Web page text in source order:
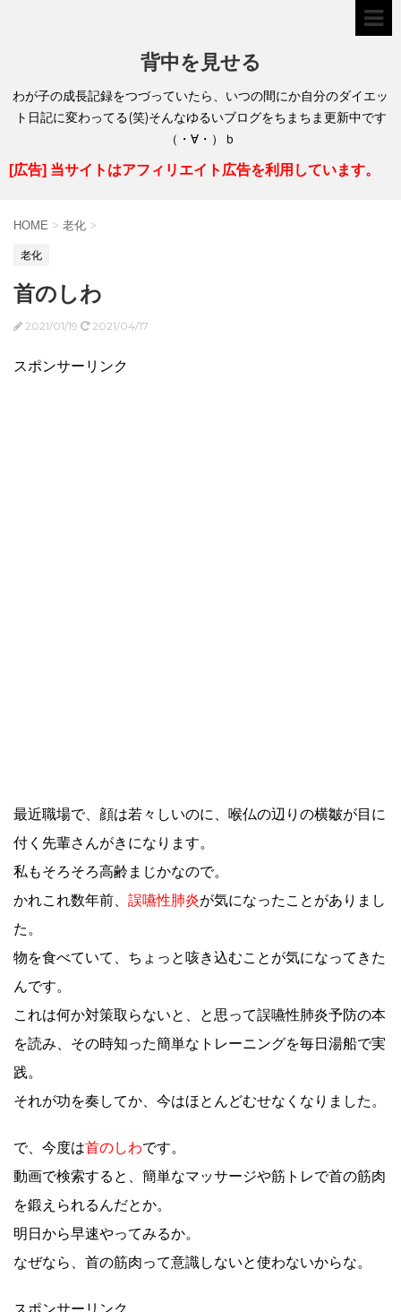
背中を見せる
わが子の成長記録をつづっていたら、いつの間にか自分のダイエッ
ト日記に変わってる(笑)そんなゆるいブログをちまちま更新中です
（・∀・）ｂ
[広告] 当サイトはアフィリエイト広告を利用しています。
HOME > 老化 >
老化
首のしわ
2021/01/19 2021/04/17
スポンサーリンク
最近職場で、顔は若々しいのに、喉仏の辺りの横皺が目に
付く先輩さんがきになります。
私もそろそろ高齢まじかなので。
かれこれ数年前、 誤嚥性肺炎が気になったことがありまし
た。
物を食べていて、ちょっと咳き込むことが気になってきた
んです。
これは何か対策取らないと、と思って誤嚥性肺炎予防の本
を読み、その時知った簡単なトレーニングを毎日湯船で実
践。
それが功を奏してか、今はほとんどむせなくなりました。
で、今度は首のしわです。
動画で検索すると、簡単なマッサージや筋トレで首の筋肉
を鍛えられるんだとか。
明日から早速やってみるか。
なぜなら、首の筋肉って意識しないと使わないからな。
スポンサーリンク